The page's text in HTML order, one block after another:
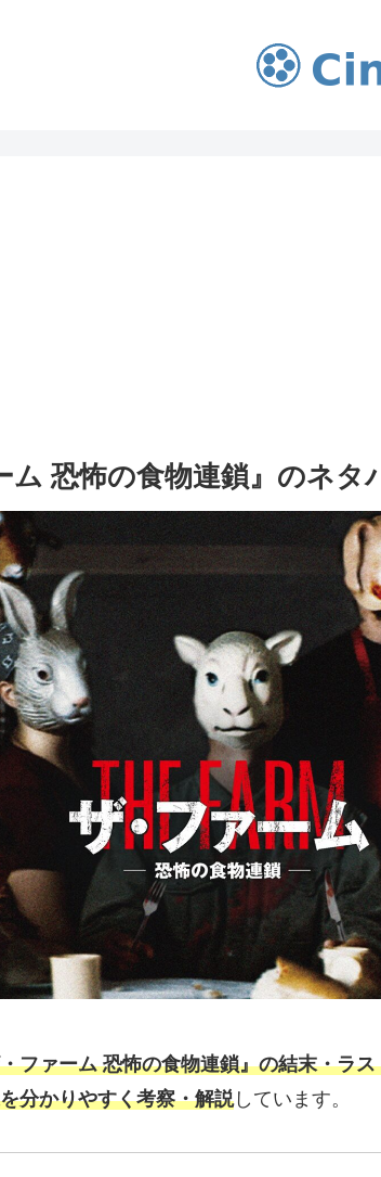
ム 恐怖の食物連鎖』のネタ
ファーム 恐怖の食物連鎖』の結末・ラ
分かりやすく考察・解説しています。